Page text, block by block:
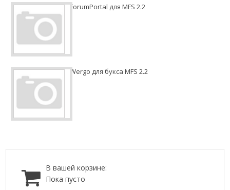
ForumPortal для MFS 2.2
Wergo для букса MFS 2.2
В вашей корзине:
Пока пусто